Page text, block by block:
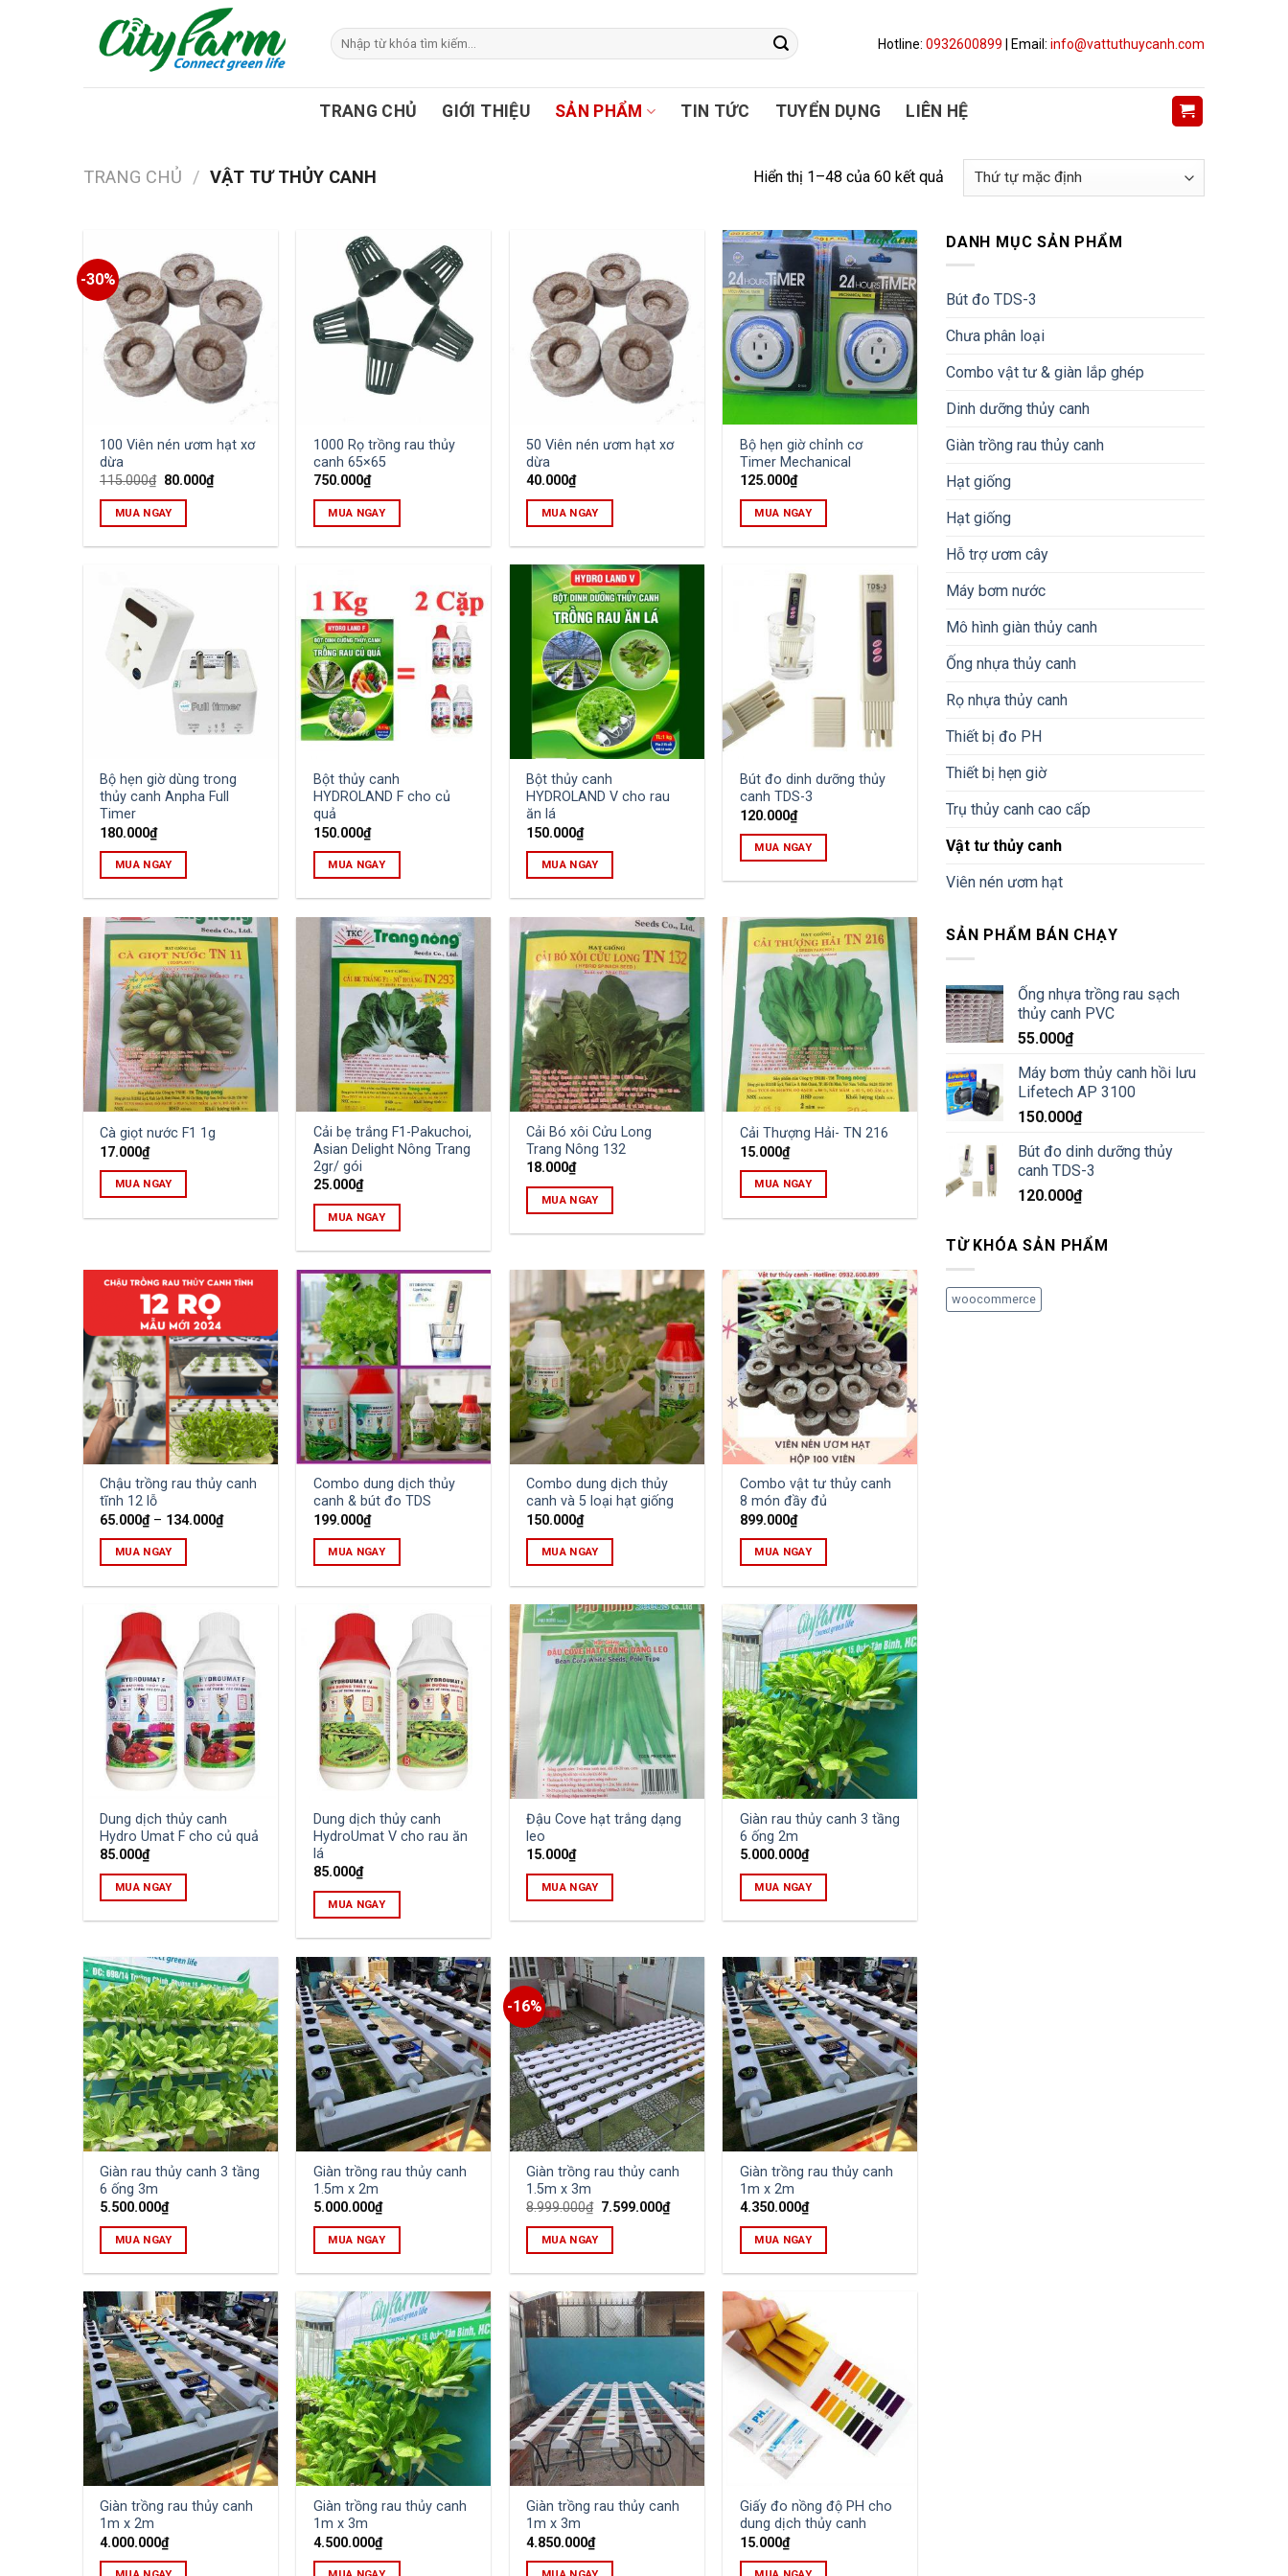
Tìm
kiếm:
Hotline: 0932600899 | Email: info@vattuthuycanh.com
TRANG CHỦ GIỚI THIỆU SẢN PHẨM TIN TỨC TUYỂN DỤNG LIÊN HỆ
TRANG CHỦ / VẬT TƯ THỦY CANH Hiển thị 1–48 của 60 kết quả
-30%
100 Viên nén ươm hạt xơ
dừa
115.000₫ Original
was:
115.000₫.
80.000₫Current
price
MUA NGAY
1000 Rọ trồng rau thủy
canh 65×65
750.000₫
MUA NGAY
50 Viên nén ươm hạt xơ
dừa
40.000₫
MUA NGAY
Bộ hẹn giờ chỉnh cơ
Timer Mechanical
125.000₫
MUA NGAY
Bộ hẹn giờ dùng trong
thủy canh Anpha Full
Timer
180.000₫
MUA NGAY
Bột thủy canh
HYDROLAND F cho củ
quả
150.000₫
MUA NGAY
Bột thủy canh
HYDROLAND V cho rau
ăn lá
150.000₫
MUA NGAY
Bút đo dinh dưỡng thủy
canh TDS-3
120.000₫
MUA NGAY
Cà giọt nước F1 1g
17.000₫
MUA NGAY
Cải bẹ trắng F1-Pakuchoi,
Asian Delight Nông Trang
2gr/ gói
25.000₫
MUA NGAY
Cải Bó xôi Cửu Long
Trang Nông 132
18.000₫
MUA NGAY
Cải Thượng Hải- TN 216
15.000₫
MUA NGAY
Chậu trồng rau thủy canh
tĩnh 12 lỗ
65.000₫– 134.000₫
MUA NGAY
Combo dung dịch thủy
canh & bút đo TDS
199.000₫
MUA NGAY
Combo dung dịch thủy
canh và 5 loại hạt giống
150.000₫
MUA NGAY
Combo vật tư thủy canh
8 món đầy đủ
899.000₫
MUA NGAY
Dung dịch thủy canh
Hydro Umat F cho củ quả
85.000₫
MUA NGAY
Dung dịch thủy canh
HydroUmat V cho rau ăn
lá
85.000₫
MUA NGAY
Đậu Cove hạt trắng dạng
leo
15.000₫
MUA NGAY
Giàn rau thủy canh 3 tầng
6 ống 2m
5.000.000₫
MUA NGAY
Giàn rau thủy canh 3 tầng
6 ống 3m
5.500.000₫
MUA NGAY
Giàn trồng rau thủy canh
1.5m x 2m
5.000.000₫
MUA NGAY
-16%
Giàn trồng rau thủy canh
1.5m x 3m
8.999.000₫ Original
was:
7.599.000₫Current
price
MUA NGAY
Giàn trồng rau thủy canh
1m x 2m
4.350.000₫
MUA NGAY
Giàn trồng rau thủy canh
1m x 2m
4.000.000₫
Giàn trồng rau thủy canh
1m x 3m
4.500.000₫
Giàn trồng rau thủy canh
1m x 3m
4.850.000₫
Giấy đo nồng độ PH cho
dung dịch thủy canh
15.000₫
DANH MỤC SẢN PHẨM
Bút đo TDS-3
Chưa phân loại
Combo vật tư & giàn lắp ghép
Dinh dưỡng thủy canh
Giàn trồng rau thủy canh
Hạt giống
Hạt giống
Hỗ trợ ươm cây
Máy bơm nước
Mô hình giàn thủy canh
Ống nhựa thủy canh
Rọ nhựa thủy canh
Thiết bị đo PH
Thiết bị hẹn giờ
Trụ thủy canh cao cấp
Vật tư thủy canh
Viên nén ươm hạt
SẢN PHẨM BÁN CHẠY
Ống nhựa trồng rau sạch
thủy canh PVC
55.000₫
Máy bơm thủy canh hồi lưu
Lifetech AP 3100
150.000₫
Bút đo dinh dưỡng thủy
canh TDS-3
120.000₫
TỪ KHÓA SẢN PHẨM
woocommerce